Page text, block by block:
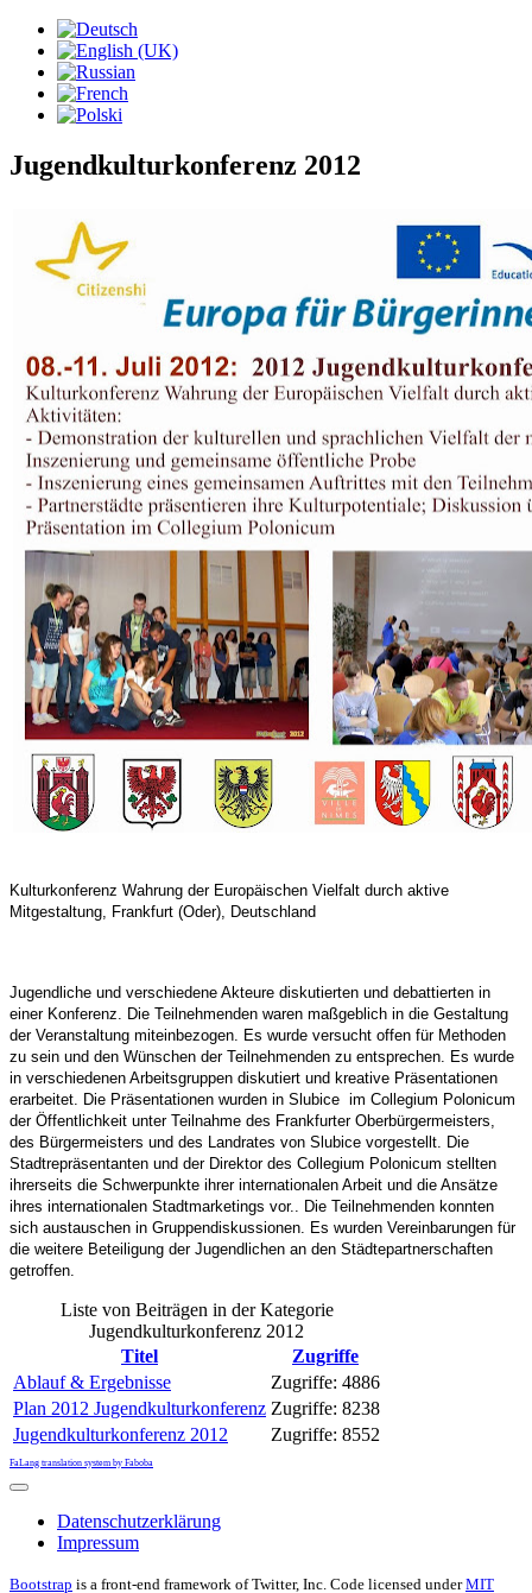
Jugendkulturkonferenz 2012
Kulturkonferenz Wahrung der Europäischen Vielfalt durch aktive
Mitgestaltung, Frankfurt (Oder), Deutschland
Jugendliche und verschiedene Akteure diskutierten und debattierten in
einer Konferenz. Die Teilnehmenden waren maßgeblich in die Gestaltung
der Veranstaltung miteinbezogen. Es wurde versucht offen für Methoden
zu sein und den Wünschen der Teilnehmenden zu entsprechen. Es wurde
in verschiedenen Arbeitsgruppen diskutiert und kreative Präsentationen
erarbeitet. Die Präsentationen wurden in Slubice im Collegium Polonicum
der Öffentlichkeit unter Teilnahme des Frankfurter Oberbürgermeisters,
des Bürgermeisters und des Landrates von Slubice vorgestellt. Die
Stadtrepräsentanten und der Direktor des Collegium Polonicum stellten
ihrerseits die Schwerpunkte ihrer internationalen Arbeit und die Ansätze
ihres internationalen Stadtmarketings vor.. Die Teilnehmenden konnten
sich austauschen in Gruppendiskussionen. Es wurden Vereinbarungen für
die weitere Beteiligung der Jugendlichen an den Städtepartnerschaften
getroffen.
Liste von Beiträgen in der Kategorie
Jugendkulturkonferenz 2012
Titel
Zugriffe
Ablauf & Ergebnisse
Zugriffe: 4886
Plan 2012 Jugendkulturkonferenz Zugriffe: 8238
Jugendkulturkonferenz 2012
Zugriffe: 8552
FaLang translation system by Faboba
Datenschutzerklärung
Impressum
Bootstrap is a front-end framework of Twitter, Inc. Code licensed underMIT